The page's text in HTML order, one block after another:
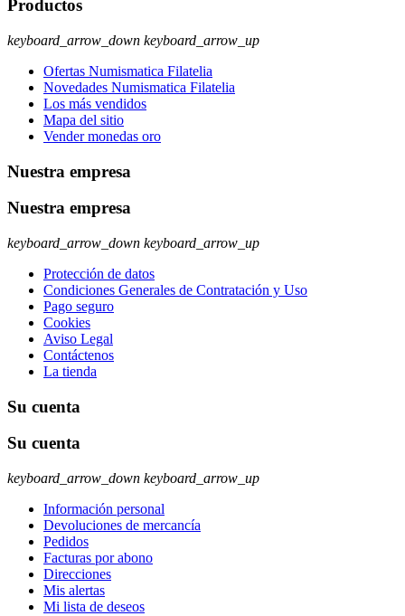
Productos
keyboard_arrow_down keyboard_arrow_up
Ofertas Numismatica Filatelia
Novedades Numismatica Filatelia
Los más vendidos
Mapa del sitio
Vender monedas oro
Nuestra empresa
Nuestra empresa
keyboard_arrow_down keyboard_arrow_up
Protección de datos
Condiciones Generales de Contratación y Uso
Pago seguro
Cookies
Aviso Legal
Contáctenos
La tienda
Su cuenta
Su cuenta
keyboard_arrow_down keyboard_arrow_up
Información personal
Devoluciones de mercancía
Pedidos
Facturas por abono
Direcciones
Mis alertas
Mi lista de deseos